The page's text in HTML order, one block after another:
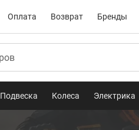
Оплата Возврат Бренды
Подвеска Колеса Электрика